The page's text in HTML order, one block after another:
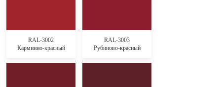
RAL-3002
Карминно-красный
RAL-3003
Рубиново-красный